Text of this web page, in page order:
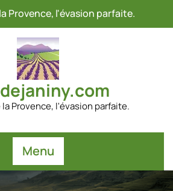
Provence, l'évasion parfaite.
la Provence, l'évasion parfaite.
Menu